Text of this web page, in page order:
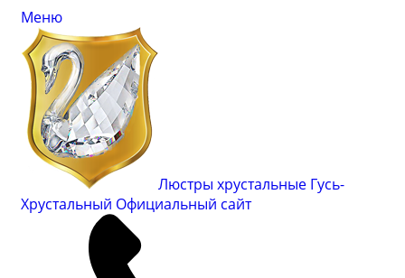
Меню
Люстры хрустальные Гусь-
Хрустальный Официальный сайт